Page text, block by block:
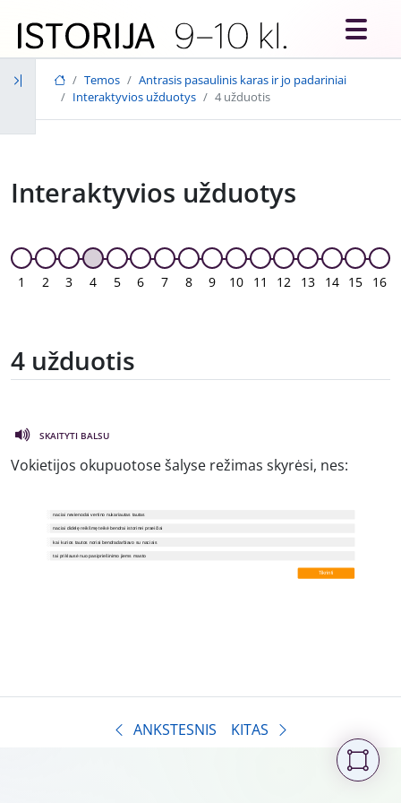
Temos
Antrasis pasaulinis karas ir jo padariniai
Interaktyvios užduotys
4 užduotis
Interaktyvios užduotys
1 2 3 4 5 6 7 8 9 10 11 12 13 14 15 16
4 užduotis
SKAITYTI BALSU
Vokietijos okupuotose šalyse režimas skyrėsi, nes:
ANKSTESNIS KITAS